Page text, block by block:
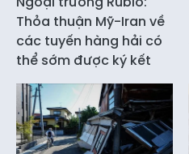
Thỏa thuận Mỹ-Iran về
các tuyến hàng hải có
thể sớm được ký kết